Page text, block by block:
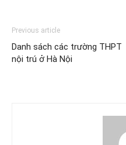
Previous article
Danh sách các trường THPT
nội trú ở Hà Nội